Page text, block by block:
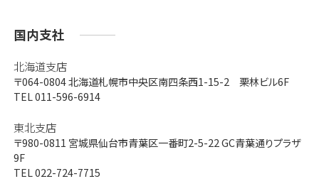
国内支社
北海道支店
〒064-0804北海道札幌市中央区南四条西1-15-2 栗林ビル6F
TEL 011-596-6914
東北支店
〒980-0811 宮城県仙台市青葉区一番町2-5-22 GC青葉通りプラザ
9F
TEL 022-724-7715